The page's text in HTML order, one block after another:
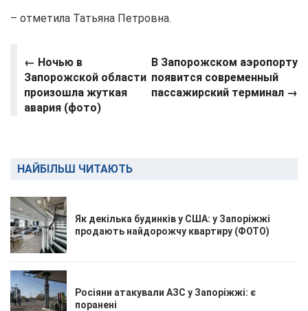
– отметила Татьяна Петровна.
← Ночью в
Запорожской области
произошла жуткая
авария (фото)
В Запорожском аэропорту
появится современный
пассажирский терминал →
НАЙБІЛЬШ ЧИТАЮТЬ
Як декілька будинків у США: у Запоріжжі
продають найдорожчу квартиру (ФОТО)
Росіяни атакували АЗС у Запоріжжі: є
поранені